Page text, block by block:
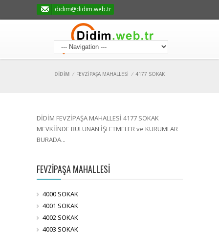
didim@didim.web.tr
DİDİM / FEVZİPAŞA MAHALLESİ / 4177 SOKAK
DİDİM FEVZİPAŞA MAHALLESİ 4177 SOKAK
MEVKİİNDE BULUNAN İŞLETMELER ve KURUMLAR
BURADA...
FEVZİPAŞA MAHALLESİ
4000 SOKAK
4001 SOKAK
4002 SOKAK
4003 SOKAK